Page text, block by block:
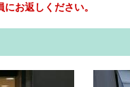
お返しください。